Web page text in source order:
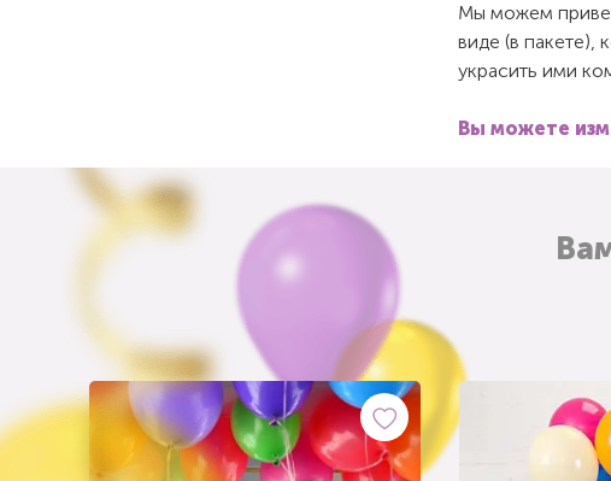
Мы можем
виде (в пакете),
украсить ими
Вы можете